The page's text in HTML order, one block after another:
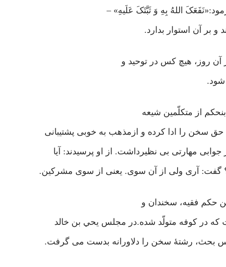
اللهُ بِهِ وَ ثَبَّتَکَ عَلَیهِ» –
و بر آن استوار بدارد.
روز، هیچ کس در توحید و
شود.
از متکلّمین شیعه
سخن را ادا کرده و ازمذهب به خوبی پشتیبانی
مهارتی بی نظیرداشت. از او پرسیدند: آیا
گفت: آری ولی از آن سوی. یعنی از سوی مشرکین.
حکم فقیه، سخندان و
که در کوفه متولّد شده.در مجلس یحي بن خالد
بحث، رشتۀ سخن را دلاورانه بدست می گرفت.